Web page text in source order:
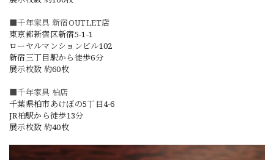
■千年家具 新宿OUTLET店
東京都新宿区新宿5-1-1
ローヤルマンションビル102
新宿三丁目駅から徒歩6分
展示枚数 約60枚
■千年家具 柏店
千葉県柏市あけぼの5丁目4-6
JR柏駅から徒歩13分
展示枚数 約40枚